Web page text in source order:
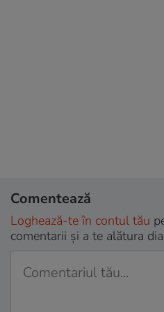
Comentează
Loghează-te în contul tău
comentarii și a te alătura